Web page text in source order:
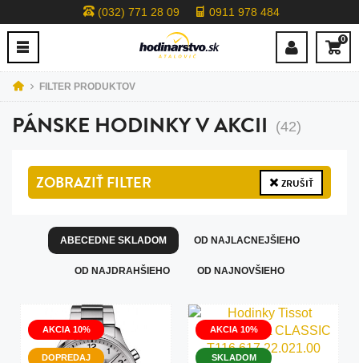
(032) 771 28 09 0911 978 484
0
FILTER PRODUKTOV
PÁNSKE HODINKY V AKCII (42)
ZOBRAZIŤFILTER ZRUŠIŤ
ABECEDNE SKLADOM OD NAJLACNEJŠIEHO
OD NAJDRAHŠIEHO OD NAJNOVŠIEHO
AKCIA 10%
DOPREDAJ
AKCIA 10%
SKLADOM